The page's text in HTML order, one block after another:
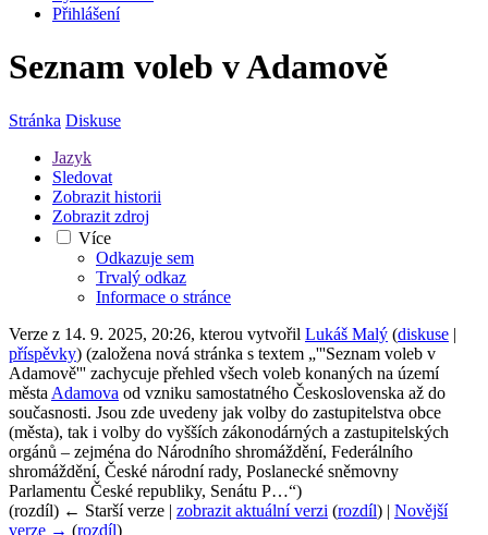
Přihlášení
Seznam voleb v Adamově
Stránka Diskuse
Jazyk
Sledovat
Zobrazit historii
Zobrazit zdroj
Více
Odkazuje sem
Trvalý odkaz
Informace o stránce
Verze z 14. 9. 2025, 20:26, kterou vytvořil Lukáš Malý (diskuse |
příspěvky) (založena nová stránka s textem „'''Seznam voleb v
Adamově''' zachycuje přehled všech voleb konaných na území
města Adamova od vzniku samostatného Československa až do
současnosti. Jsou zde uvedeny jak volby do zastupitelstva obce
(města), tak i volby do vyšších zákonodárných a zastupitelských
orgánů – zejména do Národního shromáždění, Federálního
shromáždění, České národní rady, Poslanecké sněmovny
Parlamentu České republiky, Senátu P…“)
(rozdíl) ← Starší verze | zobrazit aktuální verzi (rozdíl) | Novější
verze → (rozdíl)